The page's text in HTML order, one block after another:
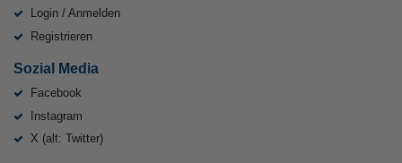
Login / Anmelden
Registrieren
Sozial Media
Facebook
Instagram
X (alt: Twitter)